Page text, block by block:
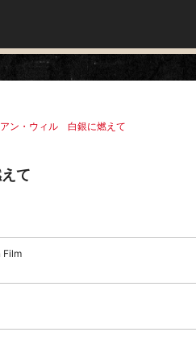
ン・ウィル 白銀に燃えて
て
Film